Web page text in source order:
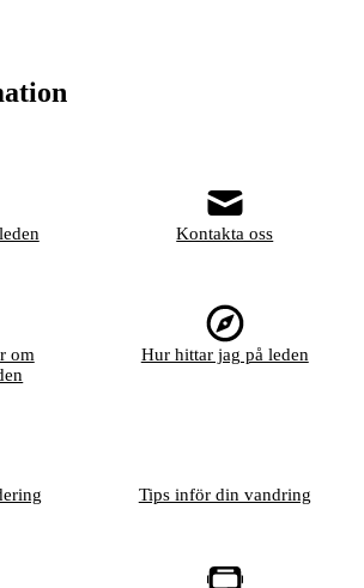
Kontakta oss
om
Hur hittar jag på leden
Tips inför din vandring